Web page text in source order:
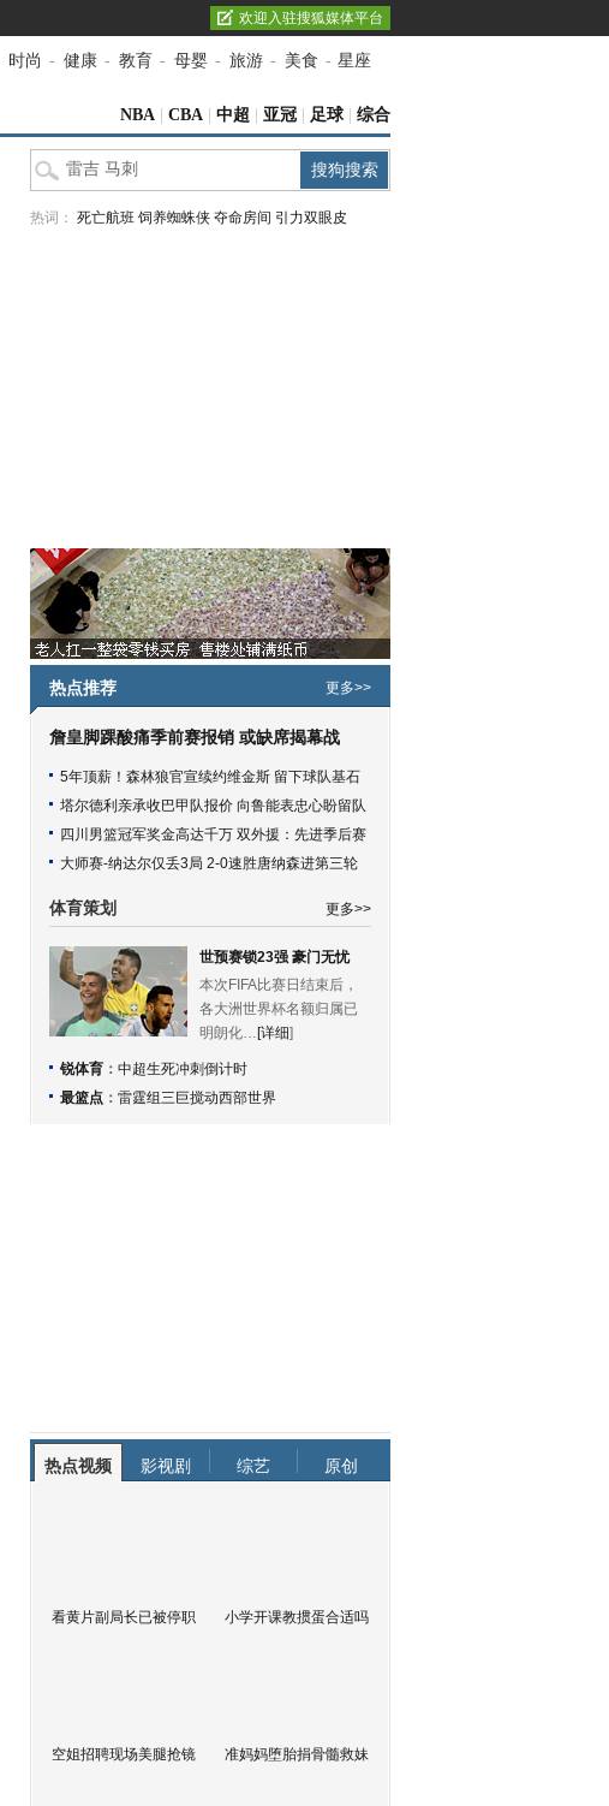
欢迎入驻搜狐媒体平台
时尚 - 健康 - 教育 - 母婴 - 旅游 - 美食 - 星座
NBA CBA 中超 亚冠 足球 综合
热词： 死亡航班 饲养蜘蛛侠 夺命房间 引力双眼皮
热点推荐 更多>>
詹皇脚踝酸痛季前赛报销 或缺席揭幕战
5年顶薪！森林狼官宣续约维金斯 留下球队基石
塔尔德利亲承收巴甲队报价 向鲁能表忠心盼留队
四川男篮冠军奖金高达千万 双外援：先进季后赛
大师赛-纳达尔仅丢3局 2-0速胜唐纳森进第三轮
体育策划 更多>>
世预赛锁23强 豪门无忧
本次FIFA比赛日结束后，
各大洲世界杯名额归属已
明朗化… [详细]
锐体育 ： 中超生死冲刺倒计时
最篮点 ： 雷霆组三巨搅动西部世界
热点视频 影视剧 综艺 原创
看黄片副局长已被停职 小学开课教掼蛋合适吗
空姐招聘现场美腿抢镜 准妈妈堕胎捐骨髓救妹